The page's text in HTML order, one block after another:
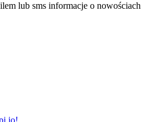
lub sms informacje o nowościach